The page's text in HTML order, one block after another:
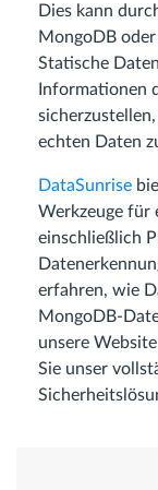
Dies kann
MongoDB
Statische
Informationen
echten Daten
DataSunrise
Werkzeuge für
einschließlich
erfahren, wie
MongoDB-
unsere
Sie unser